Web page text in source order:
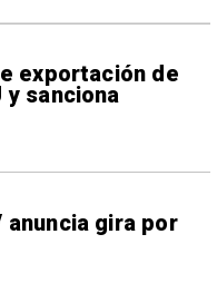
exportación de
y sanciona
anuncia gira por